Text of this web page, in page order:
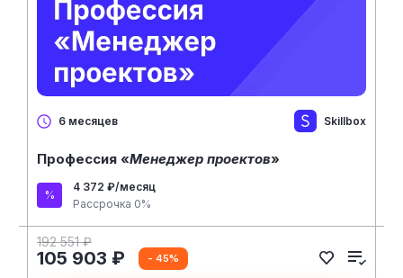
6 месяцев Skillbox
Профессия «Менеджер проектов»
4 372 ₽/месяц
Рассрочка 0%
192 551 ₽
105 903 ₽ - 45%